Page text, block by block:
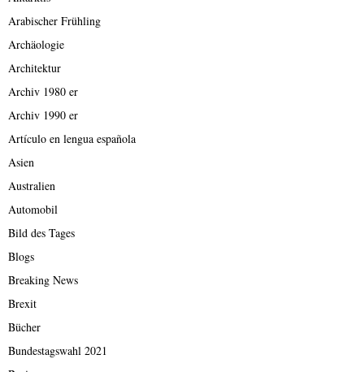
Arabischer Frühling
Archäologie
Architektur
Archiv 1980 er
Archiv 1990 er
Artículo en lengua española
Asien
Australien
Automobil
Bild des Tages
Blogs
Breaking News
Brexit
Bücher
Bundestagswahl 2021